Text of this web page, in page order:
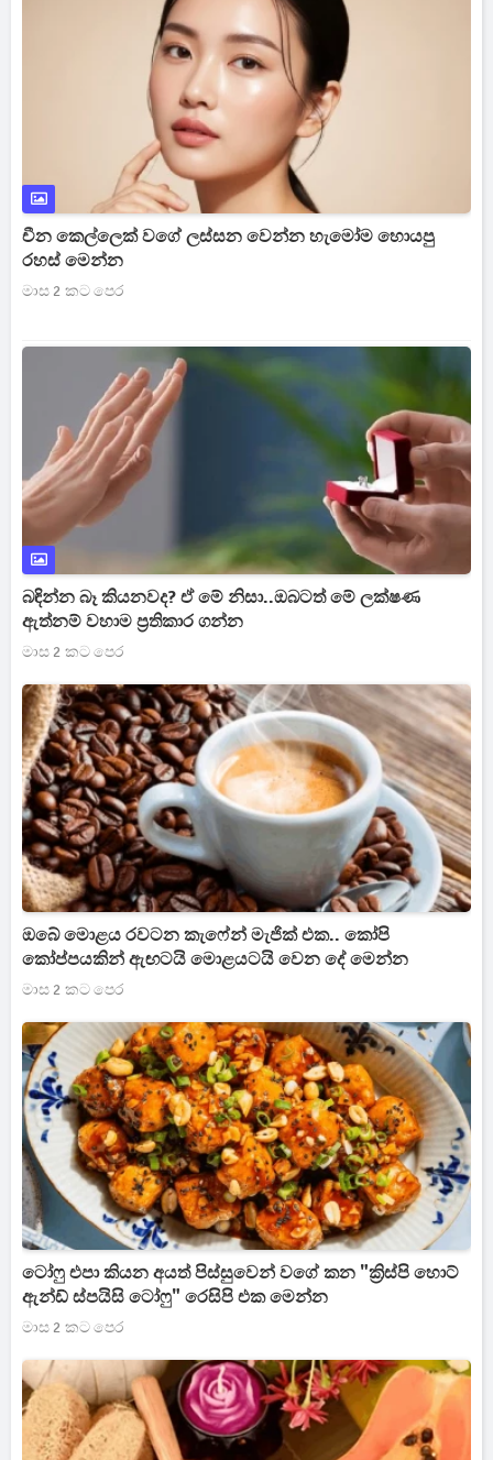
චීන කෙල්ලෙක් වගේ ලස්සන වෙන්න හැමෝම හොයපු
රහස් මෙන්න
මාස 2 කට පෙර
බඳින්න බෑ කියනවද? ඒ මේ නිසා..ඔබටත් මේ ලක්ෂණ
ඇත්නම් වහාම ප්‍රතිකාර ගන්න
මාස 2 කට පෙර
ඔබේ මොළය රවටන කැෆේන් මැජික් එක.. කෝපි
කෝප්පයකින් ඇඟටයි මොළයටයි වෙන දේ මෙන්න
මාස 2 කට පෙර
ටෝෆු එපා කියන අයත් පිස්සුවෙන් වගේ කන "ක්‍රිස්පි හොට්
ඇන්ඩ් ස්පයිසි ටෝෆු" රෙසිපි එක මෙන්න
මාස 2 කට පෙර